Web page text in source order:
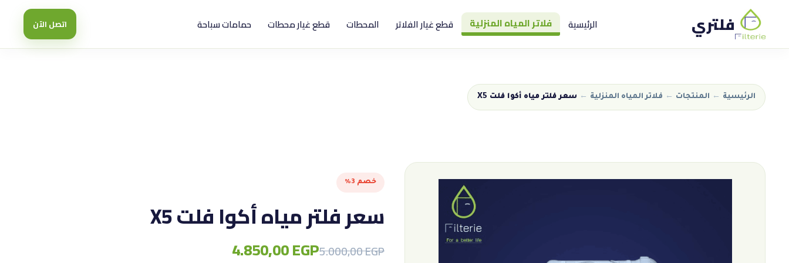
فلتري الرئيسية فلاتر المياه المنزلية قطع غيار الفلاتر المحطات قطع غيار محطات حمامات سباحة اتصل الآن
الرئيسية ← المنتجات ← فلاتر المياه المنزلية ← سعر فلتر مياه أكوا فلت X5
خصم 3%
سعر فلتر مياه أكوا فلت X5
5.000,00EGP
Original
4.850,00EGP
Current